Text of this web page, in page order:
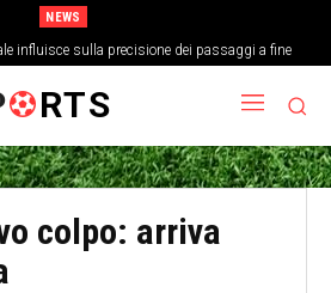
NEWS
influisce sulla precisione dei passaggi a fine
partita
RTS
colpo: arriva